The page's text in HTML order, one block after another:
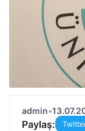
admin•
Paylaş: